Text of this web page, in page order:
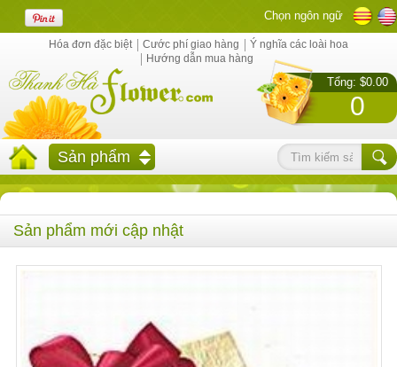
Chọn ngôn ngữ
Tổng: $0.00
0
Hóa đơn đặc biệt Cước phí giao hàng
Ý nghĩa các loài hoa
Hướng dẫn mua hàng
Sản phẩm
Sản phẩm mới cập nhật